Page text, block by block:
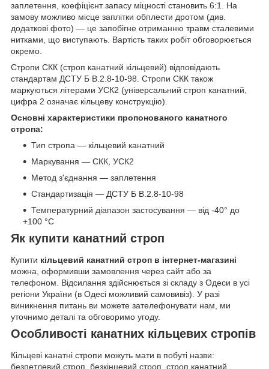
заплетення, коефіцієнт запасу міцності становить 6:1. На
замову можливо місце заплітки обплести дротом (див.
додаткові фото) — це запобігне отриманню травм сталевими
нитками, що виступають. Вартість таких робіт обговорюється
окремо.
Стропи СКК (строп канатний кільцевий) відповідають
стандартам ДСТУ Б В.2.8-10-98. Стропи СКК також
маркуються літерами УСК2 (універсальний строп канатний,
цифра 2 означає кільцеву конструкцію).
Основні характеристики пропонованого канатного
стропа:
Тип стропа — кільцевий канатний
Маркування — СКК, УСК2
Метод з'єднання — заплетення
Стандартизація — ДСТУ Б В.2.8-10-98
Температурний діапазон застосування — від -40° до
+100 °C
Як купити канатний строп
Купити кільцевий канатний строп в інтернет-магазині
можна, оформивши замовлення через сайт або за
телефоном. Відсилання здійснюється зі складу з Одеси в усі
регіони України (в Одесі можливий самовивіз). У разі
виникнення питань ви можете зателефонувати нам, ми
уточнимо деталі та обговоримо угоду.
Особливості канатних кільцевих стропів
Кільцеві канатні стропи можуть мати в побуті назви:
безпетлевий строп, безкінцевий строп, строп канатний